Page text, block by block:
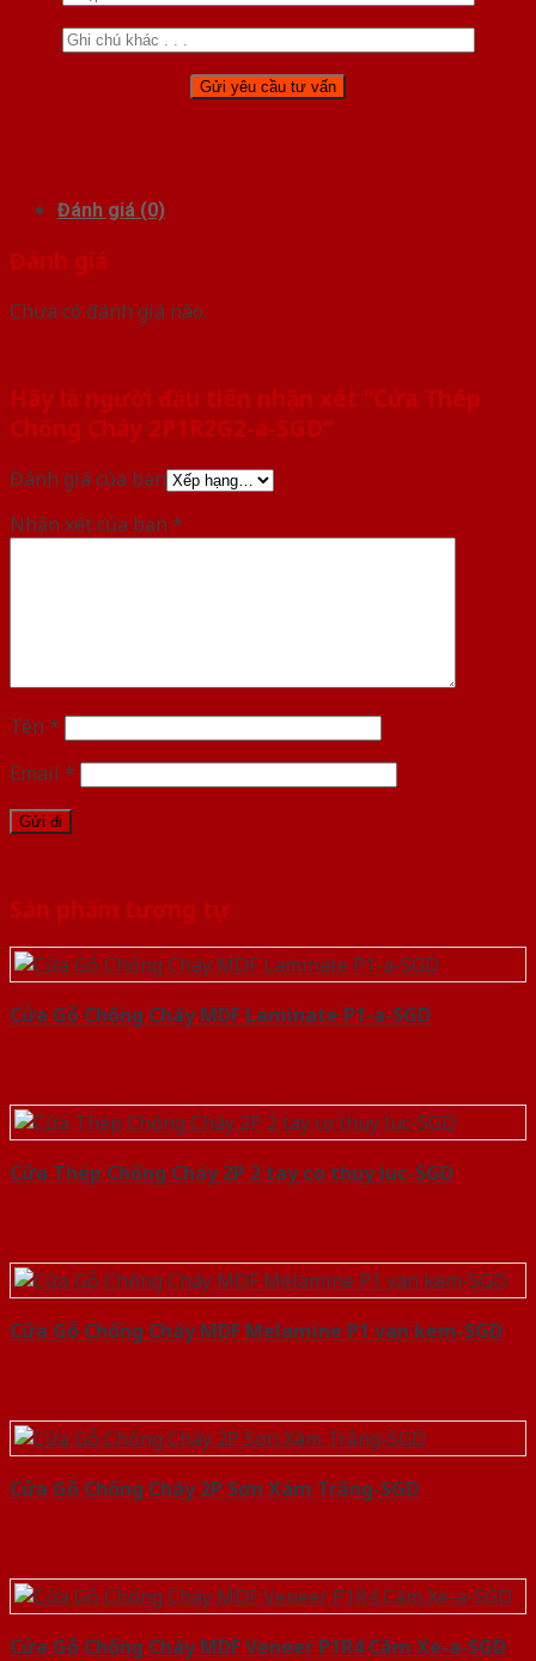
Đánh giá (0)
Đánh giá
Chưa có đánh giá nào.
Hãy là người đầu tiên nhận xét “Cửa Thép
Chống Cháy 2P1R2G2-a-SGD”
Đánh giá của bạn
Nhận xét của bạn *
Tên *
Email *
Sản phẩm tương tự
Cửa Gỗ Chống Cháy MDF Laminate P1-a-SGD
Cửa Thép Chống Cháy 2P 2 tay co thuy luc-SGD
Cửa Gỗ Chống Cháy MDF Melamine P1 van kem-SGD
Cửa Gỗ Chống Cháy 2P Sơn Xám Trắng-SGD
Cửa Gỗ Chống Cháy MDF Veneer P1R4 Căm Xe-a-SGD